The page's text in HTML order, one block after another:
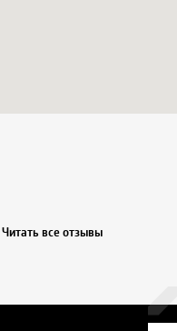
Читать все отзывы